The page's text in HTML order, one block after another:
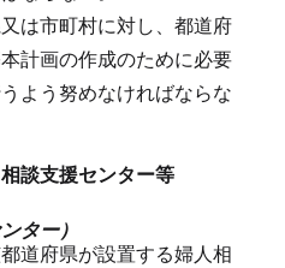
は市町村に対し、都道府
計画の作成のために必要
よう努めなければならな
談支援センター等
ター）
道府県が設置する婦人相